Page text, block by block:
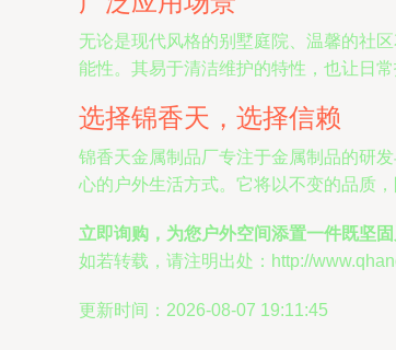
无论是现代风格的别墅庭院、温馨的社
能性。其易于清洁维护的特性，也让日常
选择锦香天，选择信赖
锦香天金属制品厂专注于金属制品的研
心的户外生活方式。它将以不变的品质
立即询购，为您户外空间添置一件既坚
如若转载，请注明出处：http://
更新时间：2026-08-07 19:11:45